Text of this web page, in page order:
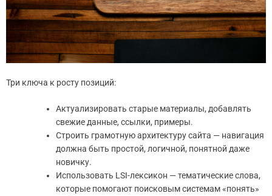
Три ключа к росту позиций:
Актуализировать старые материалы, добавлять
свежие данные, ссылки, примеры.
Строить грамотную архитектуру сайта — навигация
должна быть простой, логичной, понятной даже
новичку.
Использовать LSI-лексикон — тематические слова,
которые помогают поисковым системам «понять»